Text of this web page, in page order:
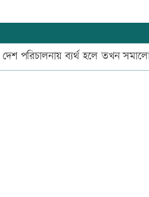
,০১৬০০৩৪৪৩৭০-৭১,
ব্যর্থ হলে তখন সমালোচনা